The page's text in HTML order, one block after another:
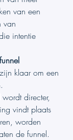
van een
van
intentie
klaar om een
directer,
vindt plaats
worden
de funnel.